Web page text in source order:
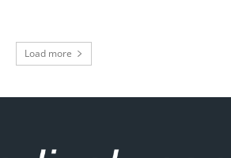
Load more